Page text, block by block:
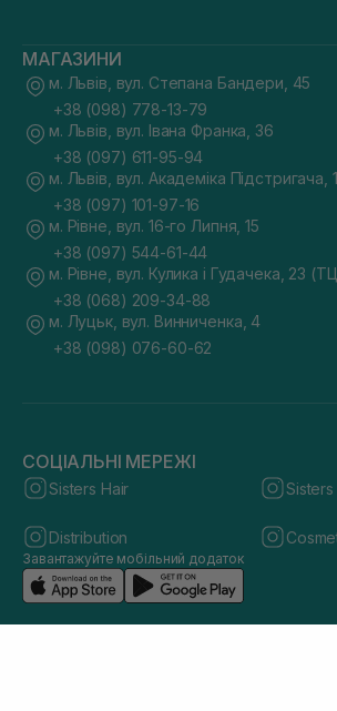
МАГАЗИНИ
м. Львів, вул. Степана Бандери, 45
+38 (098) 778-13-79
м. Львів, вул. Івана Франка, 36
+38 (097) 611-95-94
м. Львів, вул. Академіка
+38 (097) 101-97-16
м. Рівне, вул. 16-го Липня, 15
+38 (097) 544-61-44
м. Рівне, вул. Кулика і Гудачека, 23
+38 (068) 209-34-88
м. Луцьк, вул. Винниченка, 4
+38 (098) 076-60-62
СОЦІАЛЬНІ МЕРЕЖІ
Sisters Hair Sisters
Distribution
Завантажуйте мобільний додаток